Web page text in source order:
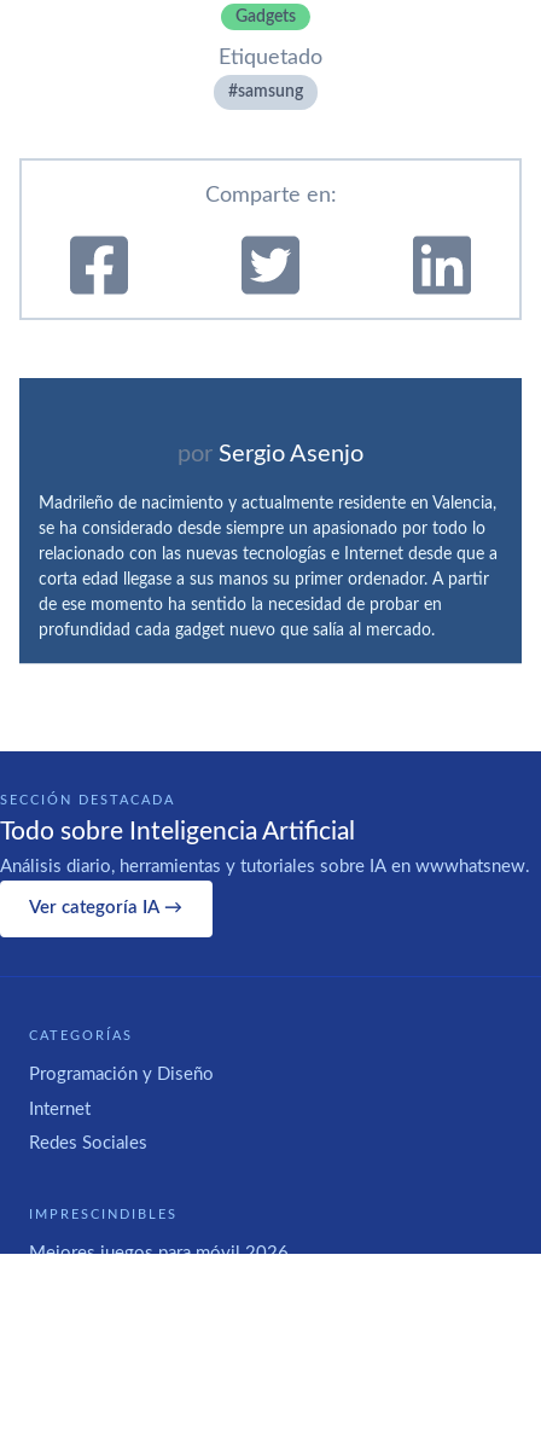
Gadgets
Etiquetado
samsung
Comparte en:
por Sergio Asenjo
Madrileño de nacimiento y actualmente residente en Valencia,
se ha considerado desde siempre un apasionado por todo lo
relacionado con las nuevas tecnologías e Internet desde que a
corta edad llegase a sus manos su primer ordenador. A partir
de ese momento ha sentido la necesidad de probar en
profundidad cada gadget nuevo que salía al mercado.
SECCIÓN DESTACADA
Todo sobre Inteligencia Artificial
Análisis diario, herramientas y tutoriales sobre IA en wwwhatsnew.
Ver categoría IA →
CATEGORÍAS
Programación y Diseño
Internet
Redes Sociales
IMPRESCINDIBLES
Mejores juegos para móvil 2026